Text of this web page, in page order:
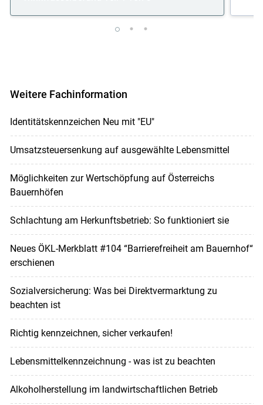
Weitere Fachinformation
Identitätskennzeichen Neu mit "EU"
Umsatzsteuersenkung auf ausgewählte Lebensmittel
Möglichkeiten zur Wertschöpfung auf Österreichs
Bauernhöfen
Schlachtung am Herkunftsbetrieb: So funktioniert sie
Neues ÖKL-Merkblatt #104 “Barrierefreiheit am Bauernhof“
erschienen
Sozialversicherung: Was bei Direktvermarktung zu
beachten ist
Richtig kennzeichnen, sicher verkaufen!
Lebensmittelkennzeichnung - was ist zu beachten
Alkoholherstellung im landwirtschaftlichen Betrieb